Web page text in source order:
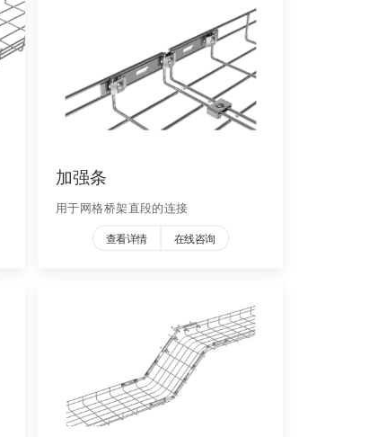
加强条
用于网格桥架直段的连接
查看详情 在线咨询